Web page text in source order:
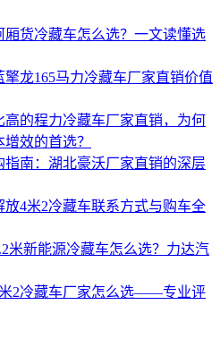
厢货冷藏车怎么选？一文读懂选
擎龙165马力冷藏车厂家直销价值
高的程力冷藏车厂家直销，为何
效的首选？
指南：湖北豪沃厂家直销的深层
放4米2冷藏车联系方式与购车全
米新能源冷藏车怎么选？力达汽
米2冷藏车厂家怎么选——专业评